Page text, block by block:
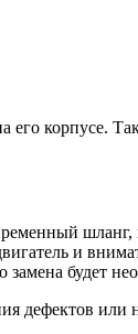
корпусе.
шланг,
и
будет
дефектов или